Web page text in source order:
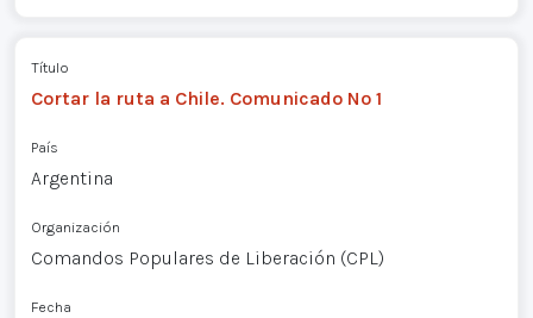
Título
Cortar la ruta a Chile. Comunicado Nº 1
País
Argentina
Organización
Comandos Populares de Liberación (CPL)
Fecha